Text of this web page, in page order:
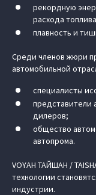
рекордную
расхода
плавность и
Среди членов жюри
автомобильной
специалисты
представители
дилеров;
общество
автопрома.
VOYAH ТАЙШАН /
технологии
индустрии.